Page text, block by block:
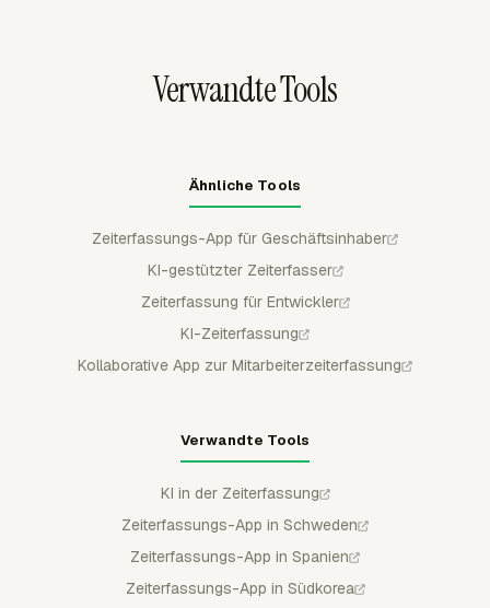
Verwandte Tools
Ähnliche Tools
Zeiterfassungs-App für Geschäftsinhaber
KI-gestützter Zeiterfasser
Zeiterfassung für Entwickler
KI-Zeiterfassung
Kollaborative App zur Mitarbeiterzeiterfassung
Verwandte Tools
KI in der Zeiterfassung
Zeiterfassungs-App in Schweden
Zeiterfassungs-App in Spanien
Zeiterfassungs-App in Südkorea